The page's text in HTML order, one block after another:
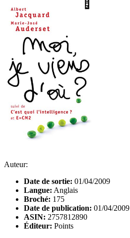
Auteur:
Date de sortie: 01/04/2009
Langue: Anglais
Broché: 175
Date de publication: 01/04/2009
ASIN: 2757812890
Éditeur: Points